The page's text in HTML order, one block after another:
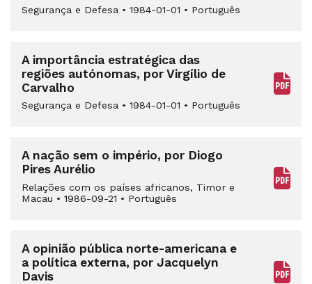
Segurança e Defesa • 1984-01-01 • Português
A importância estratégica das
regiões autónomas, por Virgílio de
Carvalho
Segurança e Defesa • 1984-01-01 • Português
A nação sem o império, por Diogo
Pires Aurélio
Relações com os países africanos, Timor e
Macau • 1986-09-21 • Português
A opinião pública norte-americana e
a política externa, por Jacquelyn
Davis